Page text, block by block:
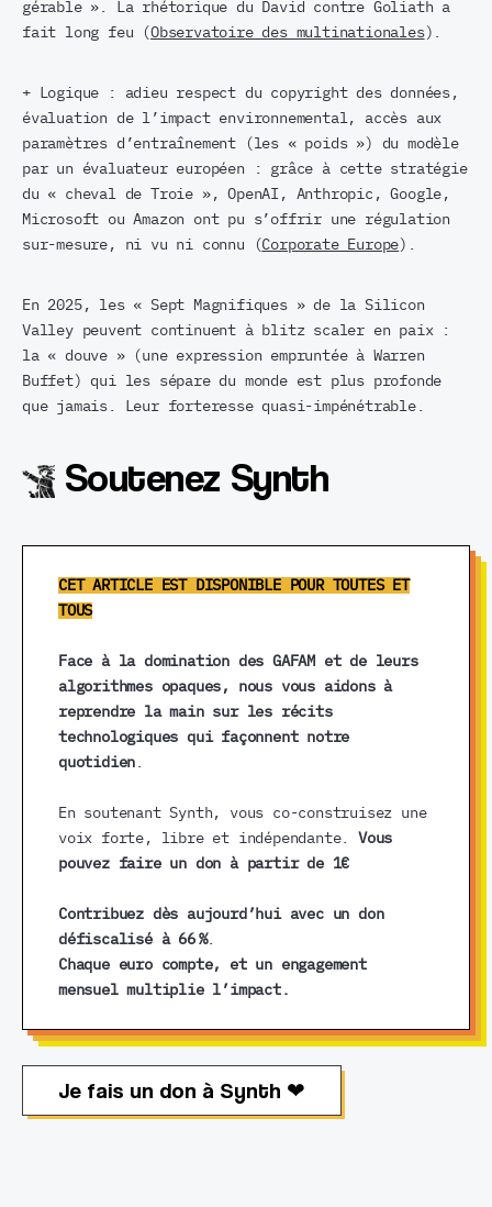
gérable ». La rhétorique du David contre Goliath a
fait long feu (Observatoire des multinationales).
+ Logique : adieu respect du copyright des données,
évaluation de l’impact environnemental, accès aux
paramètres d’entraînement (les « poids ») du modèle
par un évaluateur européen : grâce à cette stratégie
du « cheval de Troie », OpenAI, Anthropic, Google,
Microsoft ou Amazon ont pu s’offrir une régulation
sur-mesure, ni vu ni connu (Corporate Europe).
En 2025, les « Sept Magnifiques » de la Silicon
Valley peuvent continuent à blitz scaler en paix :
la « douve » (une expression empruntée à Warren
Buffet) qui les sépare du monde est plus profonde
que jamais. Leur forteresse quasi-impénétrable.
Soutenez Synth
CET ARTICLE EST DISPONIBLE POUR TOUTES ET
TOUS
Face à la domination des GAFAM et de leurs
algorithmes opaques, nous vous aidons à
reprendre la main sur les récits
technologiques qui façonnent notre
quotidien .
En soutenant Synth, vous co-construisez une
voix forte, libre et indépendante.Vous
pouvez faire un don à partir de 1€
Contribuez dès aujourd’hui avec un don
défiscalisé à 66 %.
Chaque euro compte, et un engagement
mensuel multiplie l’impact.
Je fais un don à Synth ❤︎